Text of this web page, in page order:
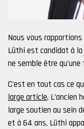
Nous vous
Lüthi est candidat à
ne semble être
C'est en tout cas ce
large article. L’ancien
large soutien au sein
et à 64 ans, Lüthi